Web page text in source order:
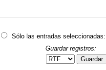
Sólo las entradas seleccionadas:
Guardar registros:
Guardar